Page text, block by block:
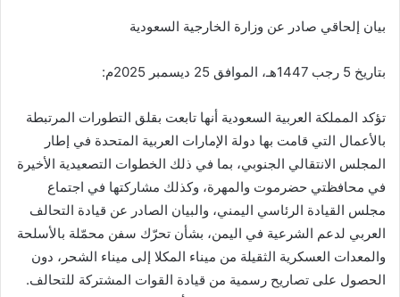
بيان إلحاقي صادر عن وزارة الخارجية السعودية
بتاريخ 5 رجب 1447هـ، الموافق 25 ديسمبر 2025م:
تؤكد المملكة العربية السعودية أنها تابعت بقلق التطورات المرتبطة
بالأعمال التي قامت بها دولة الإمارات العربية المتحدة في إطار
المجلس الانتقالي الجنوبي، بما في ذلك الخطوات التصعيدية الأخيرة
في محافظتي حضرموت والمهرة، وكذلك مشاركتها في اجتماع
مجلس القيادة الرئاسي اليمني، والبيان الصادر عن قيادة التحالف
العربي لدعم الشرعية في اليمن، بشأن تحرّك سفن محمّلة بالأسلحة
والمعدات العسكرية الثقيلة من ميناء المكلا إلى ميناء الشحر، دون
الحصول على تصاريح رسمية من قيادة القوات المشتركة للتحالف.